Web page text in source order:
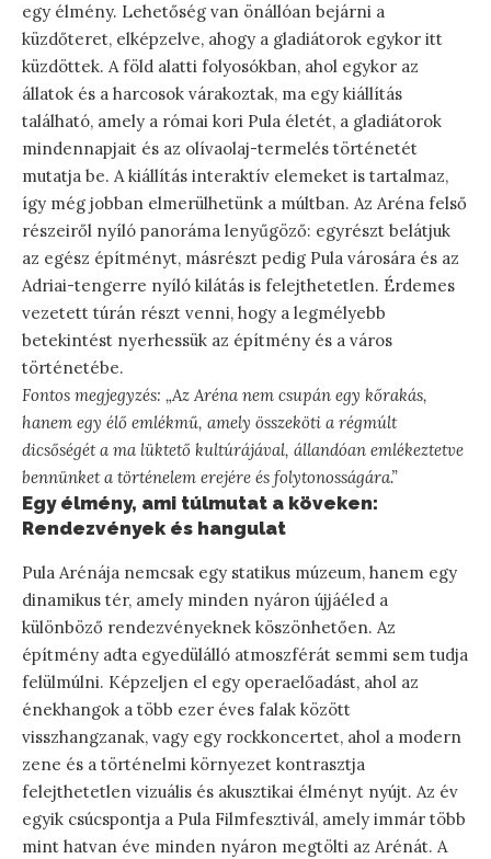
egy élmény. Lehetőség van önállóan bejárni a
küzdőteret, elképzelve, ahogy a gladiátorok egykor itt
küzdöttek. A föld alatti folyosókban, ahol egykor az
állatok és a harcosok várakoztak, ma egy kiállítás
található, amely a római kori Pula életét, a gladiátorok
mindennapjait és az olívaolaj-termelés történetét
mutatja be. A kiállítás interaktív elemeket is tartalmaz,
így még jobban elmerülhetünk a múltban. Az Aréna felső
részeiről nyíló panoráma lenyűgöző: egyrészt belátjuk
az egész építményt, másrészt pedig Pula városára és az
Adriai-tengerre nyíló kilátás is felejthetetlen. Érdemes
vezetett túrán részt venni, hogy a legmélyebb
betekintést nyerhessük az építmény és a város
történetébe.
Fontos megjegyzés: „Az Aréna nem csupán egy kőrakás,
hanem egy élő emlékmű, amely összeköti a régmúlt
dicsőségét a ma lüktető kultúrájával, állandóan emlékeztetve
bennünket a történelem erejére és folytonosságára.”
Egy élmény, ami túlmutat a köveken:
Rendezvények és hangulat
Pula Arénája nemcsak egy statikus múzeum, hanem egy
dinamikus tér, amely minden nyáron újjáéled a
különböző rendezvényeknek köszönhetően. Az
építmény adta egyedülálló atmoszférát semmi sem tudja
felülmúlni. Képzeljen el egy operaelőadást, ahol az
énekhangok a több ezer éves falak között
visszhangzanak, vagy egy rockkoncertet, ahol a modern
zene és a történelmi környezet kontrasztja
felejthetetlen vizuális és akusztikai élményt nyújt. Az év
egyik csúcspontja a Pula Filmfesztivál, amely immár több
mint hatvan éve minden nyáron megtölti az Arénát. A